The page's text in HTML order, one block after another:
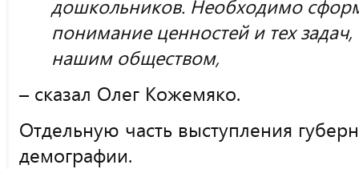
дошкольников. Необходимо
понимание ценностей и тех
нашим обществом,
– сказал Олег Кожемяко.
Отдельную часть выступления
демографии.